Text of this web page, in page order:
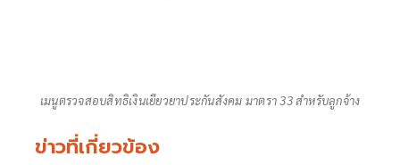
เมนูตรวจสอบสิทธิเงินเยียวยาประกันสังคม มาตรา 33 สำหรับลูกจ้าง
ข่าวที่เกี่ยวข้อง